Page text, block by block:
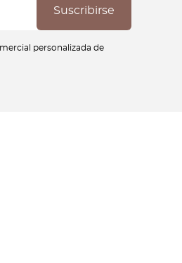
personalizada de